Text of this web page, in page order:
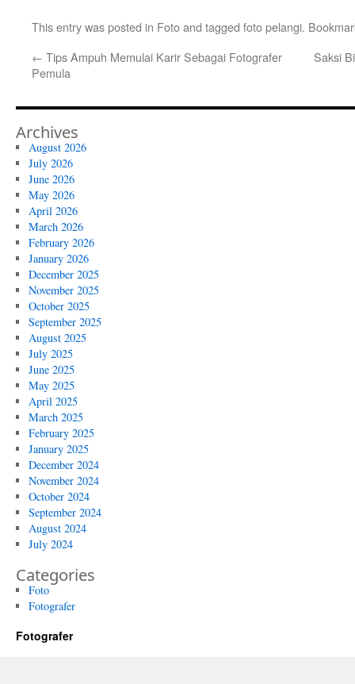
This entry was posted in Fotoand tagged foto pelangi.
← Tips Ampuh Memulai Karir Sebagai Fotografer
Pemula
Saksi
Archives
August 2026
July 2026
June 2026
May 2026
April 2026
March 2026
February 2026
January 2026
December 2025
November 2025
October 2025
September 2025
August 2025
July 2025
June 2025
May 2025
April 2025
March 2025
February 2025
January 2025
December 2024
November 2024
October 2024
September 2024
August 2024
July 2024
Categories
Foto
Fotografer
Fotografer